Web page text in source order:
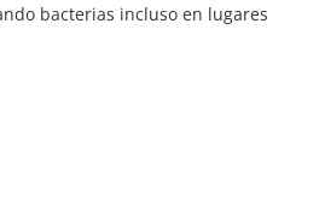
bacterias incluso en lugares